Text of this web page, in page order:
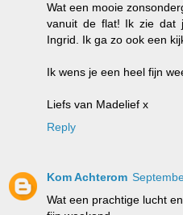
Wat een mooie
vanuit de flat! Ik zie dat
Ingrid. Ik ga zo ook een
Ik wens je een heel fijn
Liefs van Madelief x
Reply
Kom Achterom
Wat een prachtige lucht